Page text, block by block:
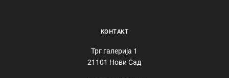
КОНТАКТ
Трг галерија 1
21101 Нови Сад